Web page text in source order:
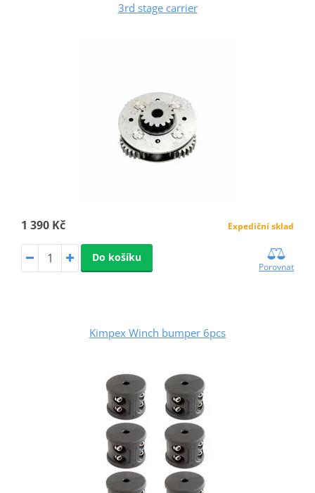
3rd stage carrier
1 390 Kč Expediční sklad
Do košíku
Porovnat
Kimpex Winch bumper 6pcs